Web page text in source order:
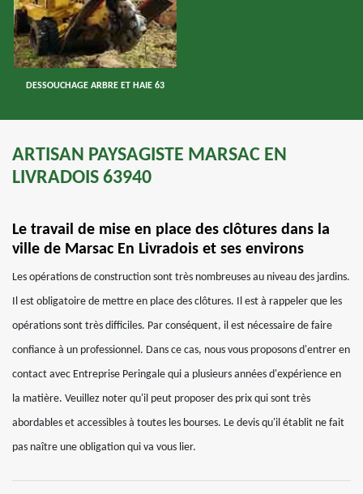
DESSOUCHAGE ARBRE ET HAIE 63
ARTISAN PAYSAGISTE MARSAC EN
LIVRADOIS 63940
Le travail de mise en place des clôtures dans la
ville de Marsac En Livradois et ses environs
Les opérations de construction sont très nombreuses au niveau des jardins.
Il est obligatoire de mettre en place des clôtures. Il est à rappeler que les
opérations sont très difficiles. Par conséquent, il est nécessaire de faire
confiance à un professionnel. Dans ce cas, nous vous proposons d'entrer en
contact avec Entreprise Peringale qui a plusieurs années d'expérience en
la matière. Veuillez noter qu'il peut proposer des prix qui sont très
abordables et accessibles à toutes les bourses. Le devis qu'il établit ne fait
pas naître une obligation qui va vous lier.